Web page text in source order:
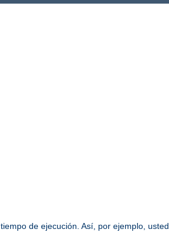
de ejecución. Así, por ejemplo, usted